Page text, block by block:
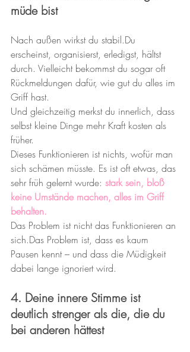
müde bist
Nach außen wirkst du stabil.Du
erscheinst, organisierst, erledigst, hältst
durch. Vielleicht bekommst du sogar oft
Rückmeldungen dafür, wie gut du alles im
Griff hast.
Und gleichzeitig merkst du innerlich, dass
selbst kleine Dinge mehr Kraft kosten als
früher.
Dieses Funktionieren ist nichts, wofür man
sich schämen müsste. Es ist oft etwas, das
sehr früh gelernt wurde: stark sein, bloß
keine Umstände machen, alles im Griff
behalten.
Das Problem ist nicht das Funktionieren an
sich.Das Problem ist, dass es kaum
Pausen kennt – und dass die Müdigkeit
dabei lange ignoriert wird.
4. Deine innere Stimme ist
deutlich strenger als die, die du
bei anderen hättest